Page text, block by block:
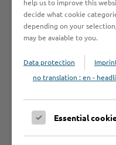
Tel: 0 45 31 - 160 13
Sylwia Zill
Gebäude A, Raum A
Tel: 0 45 31 - 160 10
Fritz Ellermann
Gebäude A,Raum A
help us to improve this
decide what cookie
depending on your
may be avaiable to you.
Data protection
no translation : en -
Essential